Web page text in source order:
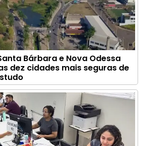
Bárbara e Nova Odessa
dez cidades mais seguras de